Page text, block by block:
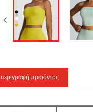
περιγραφή προϊόντος